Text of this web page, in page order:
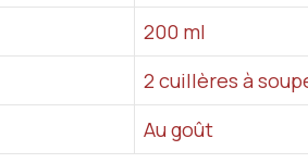
200 ml
2 cuillères à
Au goût